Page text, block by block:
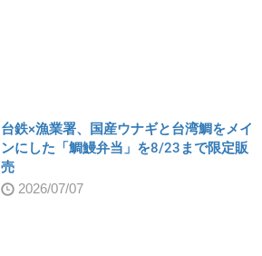
台鉄×漁業署、国産ウナギと台湾鯛をメイ
ンにした「鯛鰻弁当」を8/23まで限定販
売
2026/07/07